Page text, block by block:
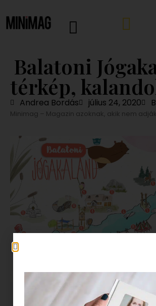
Balatoni
térkép,
Andrea Bordás július 24, 2020
Minimag – Magazin azoknak, akik nem